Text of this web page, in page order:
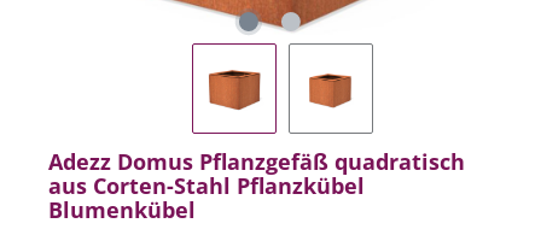
Adezz Domus Pflanzgefäß quadratisch
aus Corten-Stahl Pflanzkübel
Blumenkübel